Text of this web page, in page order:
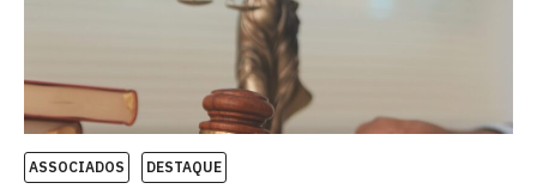
ASSOCIADOS DESTAQUE